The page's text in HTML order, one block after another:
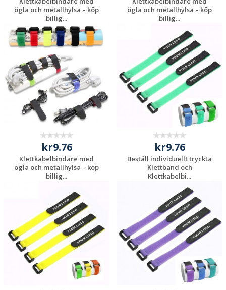
ögla och metallhylsa – köp
billig...
Begär en
kostnadsfri offert
ögla och metallhylsa – köp
billig...
Begär en
kostnadsfri offert
kr9.76
Klettkabelbindare med
ögla och metallhylsa – köp
billig...
Begär en
kostnadsfri offert
kr9.76
Beställ individuellt tryckta
Klettband och
Klettkabelbi...
Begär en
kostnadsfri offert